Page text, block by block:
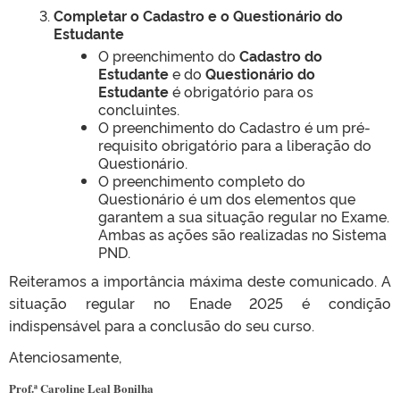
Completar o Cadastro e o Questionário do
Estudante
O preenchimento do Cadastro do
Estudantee do Questionário do
Estudanteé obrigatório para os
concluintes.
O preenchimento do Cadastro é um pré-
requisito obrigatório para a liberação do
Questionário.
O preenchimento completo do
Questionário é um dos elementos que
garantem a sua situação regular no Exame.
Ambas as ações são realizadas no Sistema
PND.
Reiteramos a importância máxima deste comunicado. A
situação regular no Enade 2025 é condição
indispensável para a conclusão do seu curso.
Atenciosamente,
Prof.ª Caroline Leal Bonilha